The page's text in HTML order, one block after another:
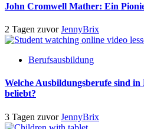
John Cromwell Mather: Ein
2 Tagen zuvorJennyBrix
Berufsausbildung
Welche Ausbildungsberufe sind in
beliebt?
3 Tagen zuvorJennyBrix